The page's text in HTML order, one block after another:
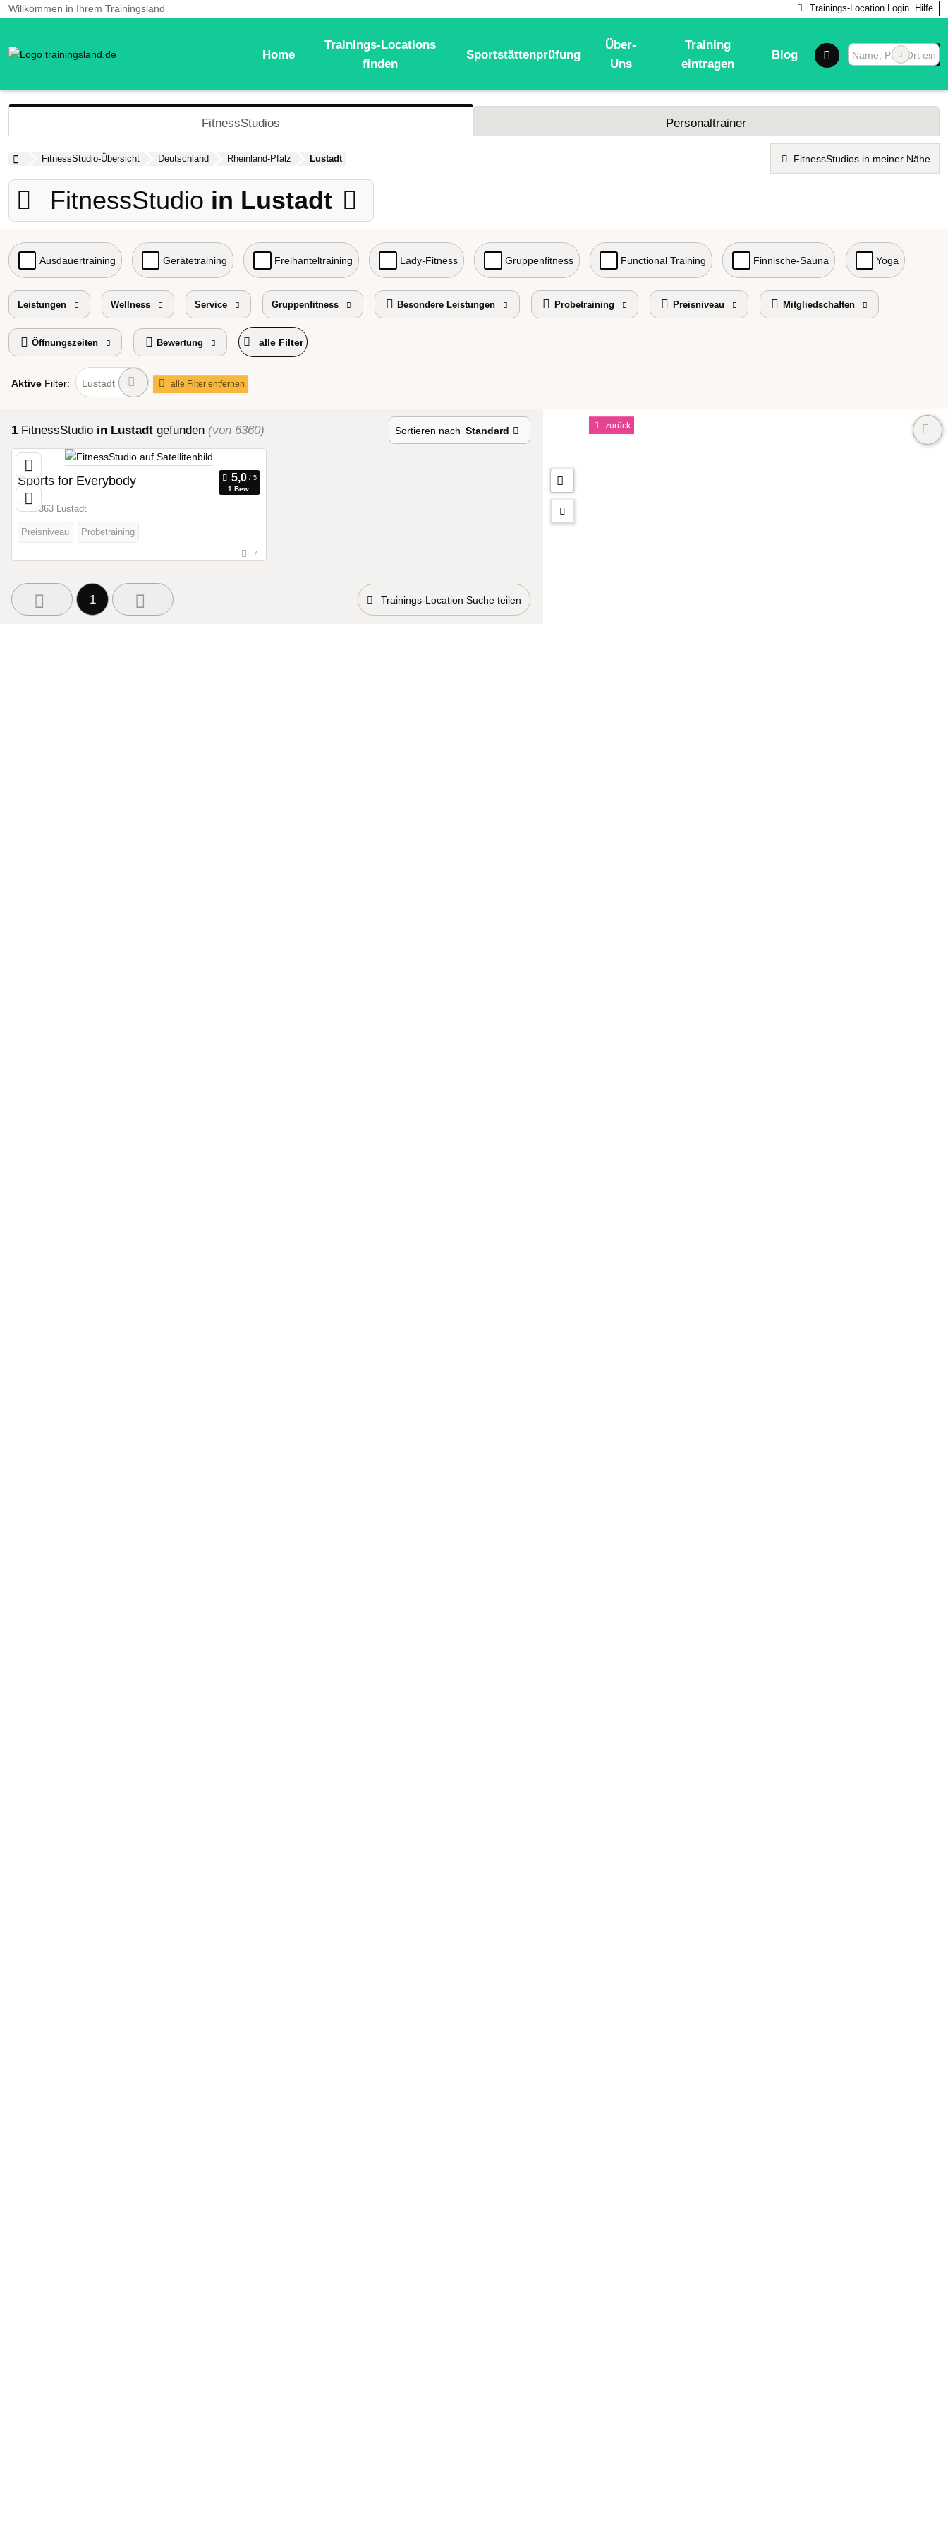
Willkommen in Ihrem Trainingsland Trainings-Location Login Hilfe
Home
Trainings-Locations
finden
Sportstättenprüfung
Über-
Uns
Training
eintragen
Blog
FitnessStudios Personaltrainer
FitnessStudio-Übersicht Deutschland Rheinland-Pfalz Lustadt FitnessStudios in meiner Nähe
FitnessStudio in Lustadt
Ausdauertraining Gerätetraining Freihanteltraining Lady-Fitness Gruppenfitness Functional Training Finnische-Sauna Yoga
Probetraining Preisniveau
Leistungen Wellness Service Gruppenfitness Besondere Leistungen Probetraining Preisniveau Mitgliedschaften
Öffnungszeiten Bewertung alle Filter
Aktive Filter: Lustadt alle Filter entfernen
1 FitnessStudio in Lustadt gefunden (von 6360) Sortieren nach Standard
Sports for Everybody
1 Bew.
67363 Lustadt
Preisniveau Probetraining
7
1 Trainings-Location Suche teilen
zurück